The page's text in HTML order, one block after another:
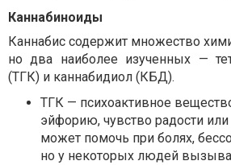
Каннабиноиды
Каннабис содержит множество
но два наиболее изученных —
(ТГК) и каннабидиол (КБД).
ТГК — психоактивное
эйфорию, чувство радости
может помочь при болях,
но у некоторых людей